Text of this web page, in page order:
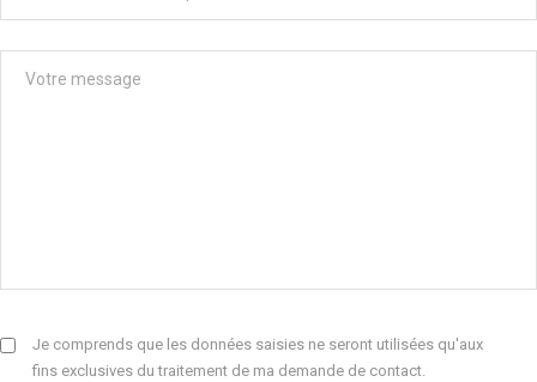
Je comprends que les données saisies ne seront utilisées qu'aux
fins exclusives du traitement de ma demande de contact.